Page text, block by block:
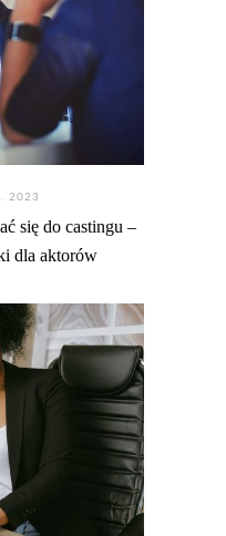
2023
się do castingu –
dla aktorów